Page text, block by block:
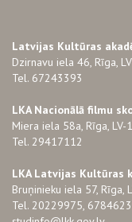
Latvijas Kultūras
Dzirnavu iela 46, Rīga,
Tel. 67243393
LKA Nacionālā filmu
Miera iela 58a, Rīga, LV-
Tel. 29417112
LKA Latvijas Kultūras
Bruņinieku iela 57, Rīga,
Tel. 20229975,